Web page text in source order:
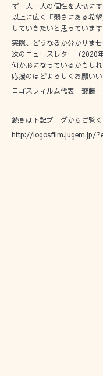
ず一人一人の個性を大切に
以上に広く「弱さにある希
していきたいと思っています
実際、どうなるか分かりま
次のニュースレター（2020
何か形になっているかもし
応援のほどよろしくお願いい
ロゴスフィルム代表 齋藤
続きは下記ブログからご覧く
http://logosfilm.jugem.jp/